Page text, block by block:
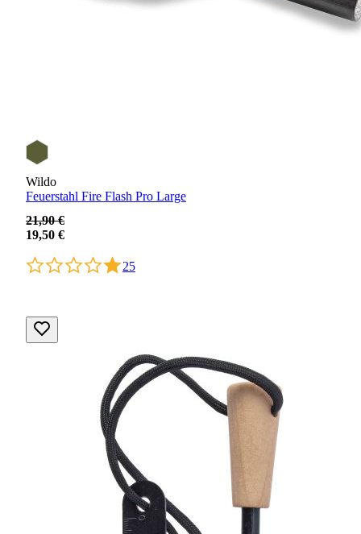
Wildo
Feuerstahl Fire Flash Pro Large
21,90 €
19,50 €
25